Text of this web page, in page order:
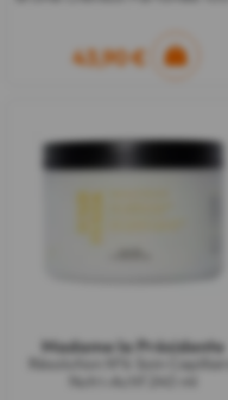
43,90 €
Madame la Présidente